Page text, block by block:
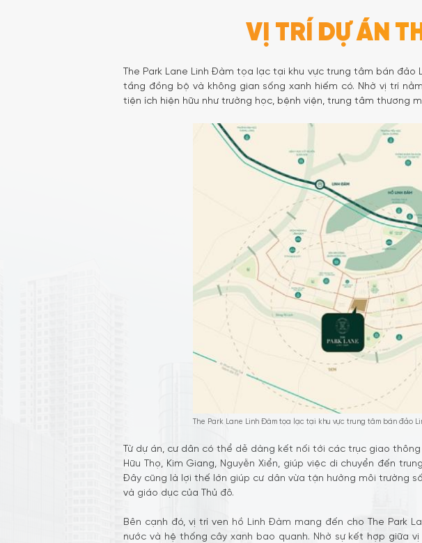
VỊ TRÍ DỰ ÁN
The Park Lane Linh Đàm tọa lạc tại khu vực trung tâm bán
tầng đồng bộ và không gian sống xanh hiếm có. Nhờ vị trí
tiện ích hiện hữu như trường học, bệnh viện, trung tâm thương
The Park Lane Linh Đàm tọa lạc tại khu vực trung tâm bán đảo
Từ dự án, cư dân có thể dễ dàng kết nối tới các trục giao thông
Hữu Thọ, Kim Giang, Nguyễn Xiển, giúp việc di chuyển đến
Đây cũng là lợi thế lớn giúp cư dân vừa tận hưởng môi trường
và giáo dục của Thủ đô.
Bên cạnh đó, vị trí ven hồ Linh Đàm mang đến cho The Park
nước và hệ thống cây xanh bao quanh. Nhờ sự kết hợp giữa